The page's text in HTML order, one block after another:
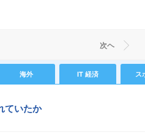
次ヘ
海外 IT 経済 ス
ていたか